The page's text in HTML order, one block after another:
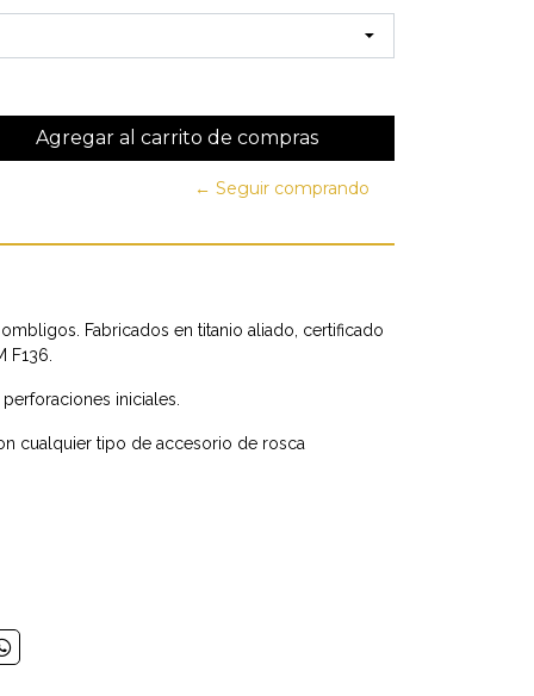
← Seguir comprando
Fabricados en titanio aliado, certificado
F136.
iniciales.
cualquier tipo de accesorio de rosca